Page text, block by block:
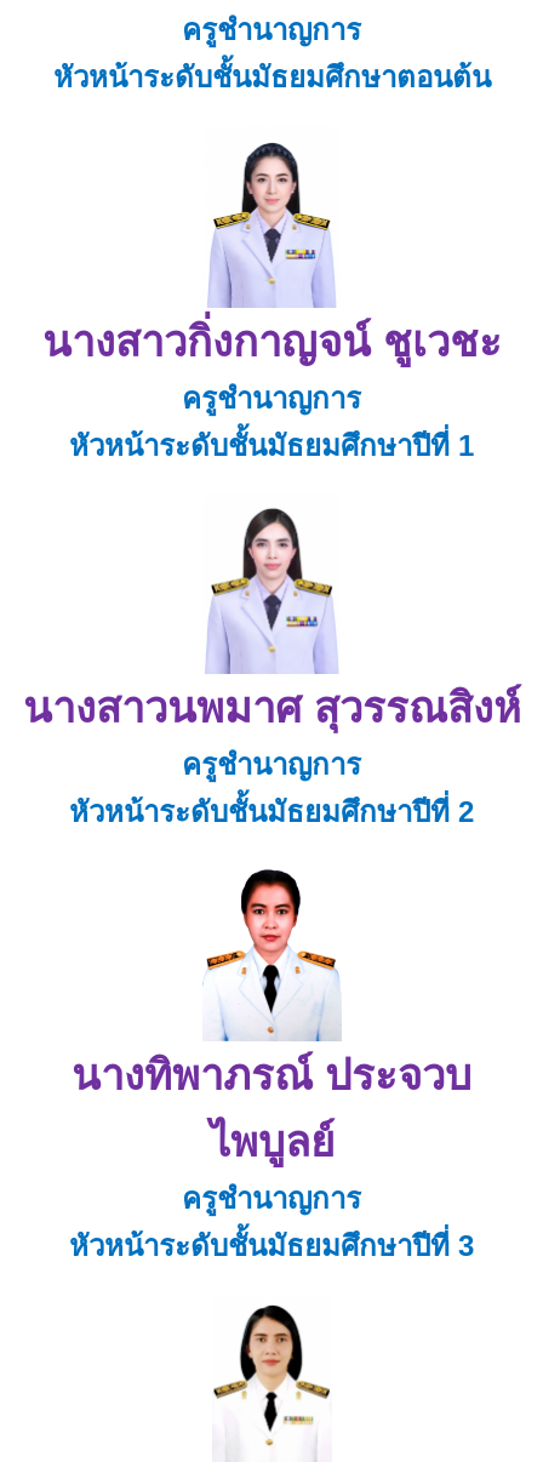
ครูชำนาญการ
หัวหน้าระดับชั้นมัธยมศึกษาตอนต้น
นางสาวกิ่งกาญจน์ ชูเวชะ
ครูชำนาญการ
หัวหน้าระดับชั้นมัธยมศึกษาปีที่ 1
นางสาวนพมาศ สุวรรณสิงห์
ครูชำนาญการ
หัวหน้าระดับชั้นมัธยมศึกษาปีที่ 2
นางทิพาภรณ์ ประจวบ
ไพบูลย์
ครูชำนาญการ
หัวหน้าระดับชั้นมัธยมศึกษาปีที่ 3